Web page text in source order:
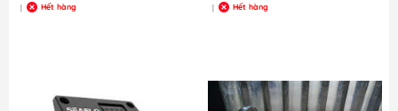
| Hết hàng | Hết hàng